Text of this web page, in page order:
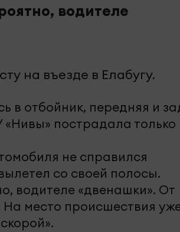
водителе
на въезде в Елабугу.
в отбойник, передняя и
«Нивы» пострадала только
не справился
со своей полосы.
водителе «двенашки». От
место происшествия